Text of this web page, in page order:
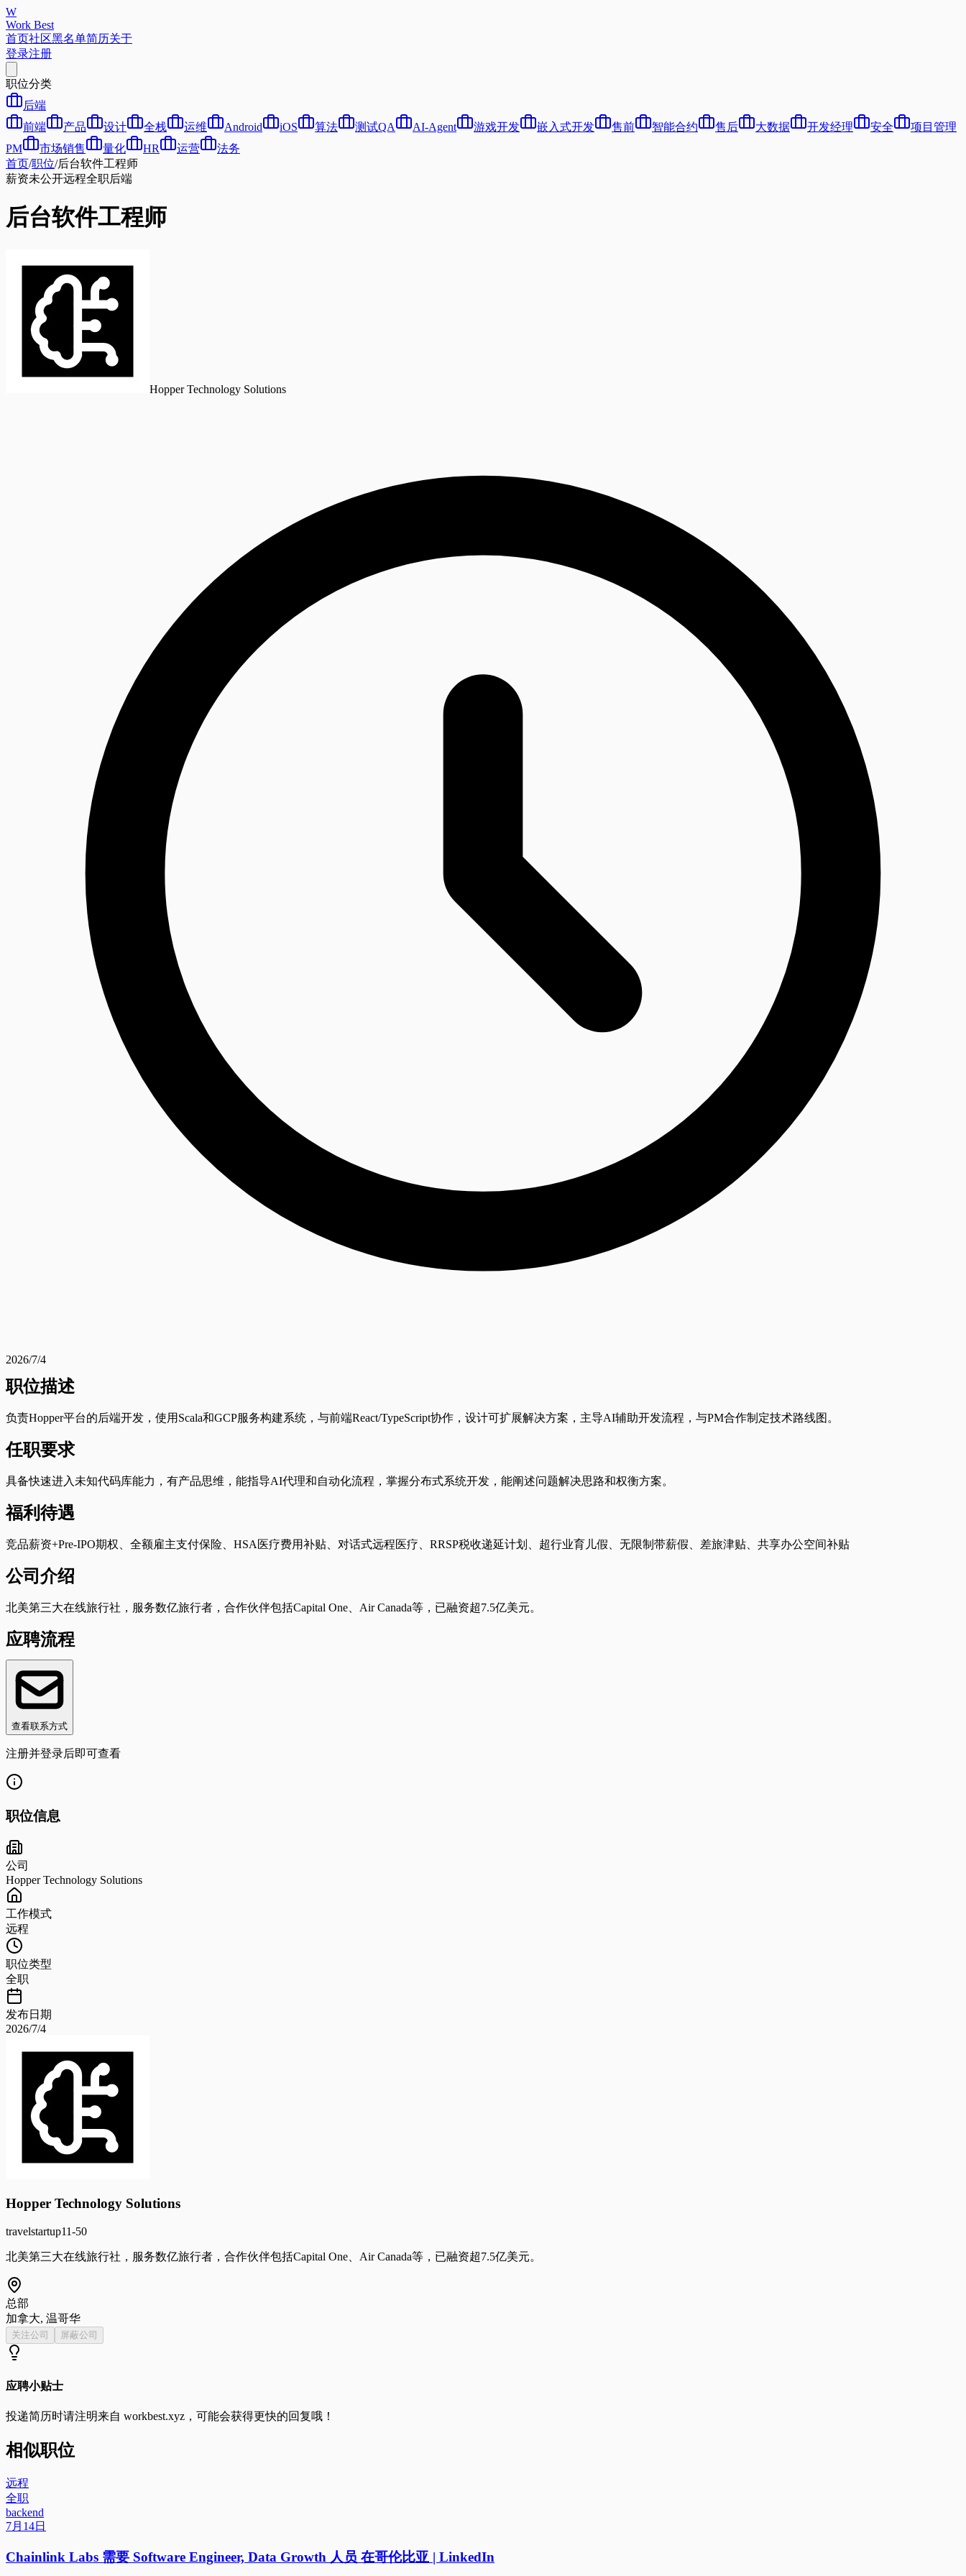
W
Work Best
首页社区黑名单简历关于
登录注册
职位分类
后端
前端
产品 设计 全栈 运维 Android iOS 算法 测试QA AI-Agent 游戏开发 嵌入式开发 售前 智能合约 售后 大数据 开发经理 安全
项目管理
PM
市场销售 量化 HR 运营
法务
首页/职位/后台软件工程师
薪资未公开远程全职后端
后台软件工程师
Hopper Technology Solutions
2026/7/4
职位描述
负责Hopper平台的后端开发，使用Scala和GCP服务构建系统，与前端React/TypeScript协作，设计可扩展解决方案，主导AI辅助开发流程，与PM合作制定技术路线图。
任职要求
具备快速进入未知代码库能力，有产品思维，能指导AI代理和自动化流程，掌握分布式系统开发，能阐述问题解决思路和权衡方案。
福利待遇
竞品薪资+Pre-IPO期权、全额雇主支付保险、HSA医疗费用补贴、对话式远程医疗、RRSP税收递延计划、超行业育儿假、无限制带薪假、差旅津贴、共享办公空间补贴
公司介绍
北美第三大在线旅行社，服务数亿旅行者，合作伙伴包括Capital One、Air Canada等，已融资超7.5亿美元。
应聘流程
查看联系方式
注册并登录后即可查看
职位信息
公司
Hopper Technology Solutions
工作模式
远程
职位类型
全职
发布日期
2026/7/4
Hopper Technology Solutions
travelstartup11-50
北美第三大在线旅行社，服务数亿旅行者，合作伙伴包括Capital One、Air Canada等，已融资超7.5亿美元。
总部
加拿大, 温哥华
关注公司 屏蔽公司
应聘小贴士
投递简历时请注明来自 workbest.xyz ，可能会获得更快的回复哦！
相似职位
远程
全职
backend
7月14日
Chainlink Labs 需要 Software Engineer, Data Growth 人员 在哥伦比亚 | LinkedIn